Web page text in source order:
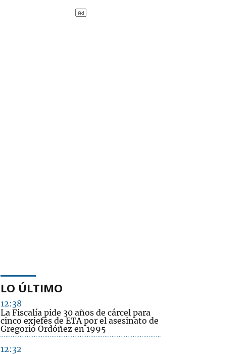
LO ÚLTIMO
12:38
La Fiscalía pide 30 años de cárcel para
cinco exjefes de ETA por el asesinato de
Gregorio Ordóñez en 1995
12:32